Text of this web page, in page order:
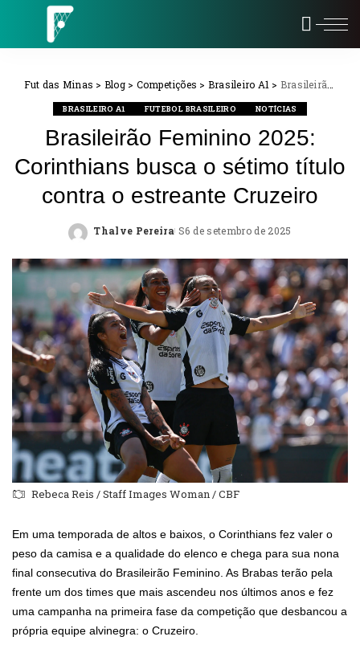
Fut das Minas > Blog> Competições > Brasileiro A1 > Brasileirão Feminino 2025: Corinthians busca o sétimo título contra o estreante Cruzeiro
BRASILEIRO A1 FUTEBOL BRASILEIRO NOTÍCIAS
Brasileirão Feminino 2025:
Corinthians busca o sétimo título
contra o estreante Cruzeiro
Posted
Thalve Pereira 6 de setembro de 2025
Rebeca Reis / Staff Images Woman / CBF
Em uma temporada de altos e baixos, o Corinthians fez valer o
peso da camisa e a qualidade do elenco e chega para sua nona
final consecutiva do Brasileirão Feminino. As Brabas terão pela
frente um dos times que mais ascendeu nos últimos anos e fez
uma campanha na primeira fase da competição que desbancou a
própria equipe alvinegra: o Cruzeiro.